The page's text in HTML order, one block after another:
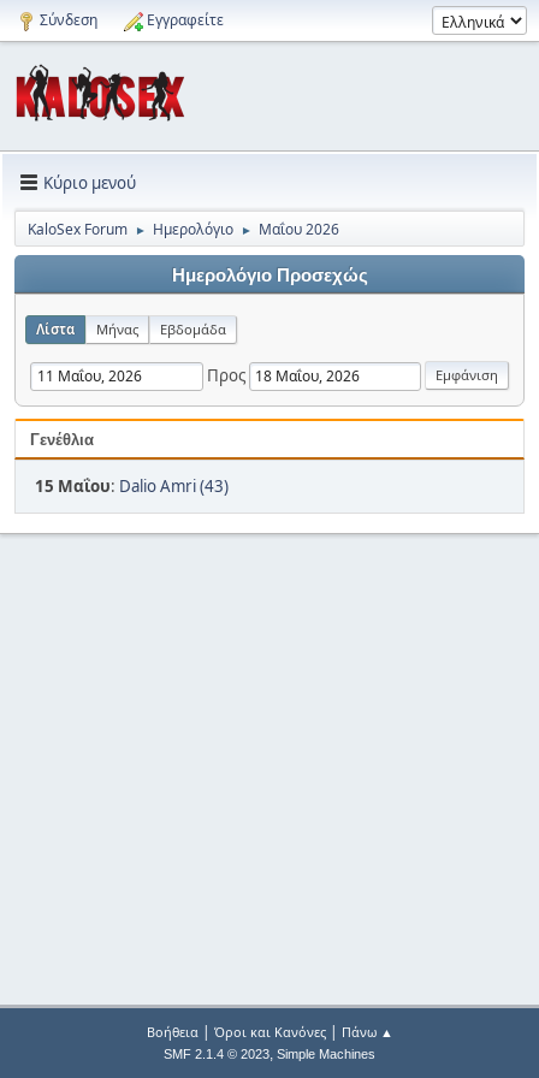
Σύνδεση Εγγραφείτε
Κύριο μενού
KaloSex Forum ► Ημερολόγιο ► Μαΐου 2026
Ημερολόγιο Προσεχώς
Λίστα Μήνας Εβδομάδα
Προς
Γενέθλια
15 Μαΐου: Dalio Amri (43)
Βοήθεια| Όροι και Κανόνες| Πάνω ▲
SMF 2.1.4 © 2023, Simple Machines